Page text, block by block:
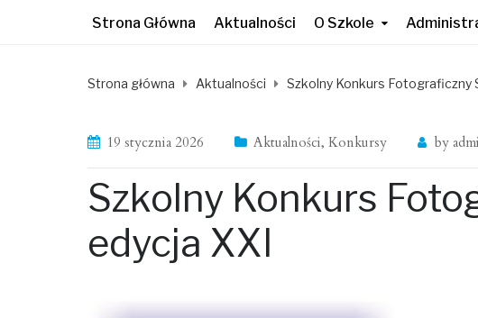
Strona Główna Aktualności O Szkole
Strona główna Aktualności Szkolny Konkurs Fotograficzny
19 stycznia 2026 Aktualności, Konkursy by
Szkolny Konkurs
edycja XXI